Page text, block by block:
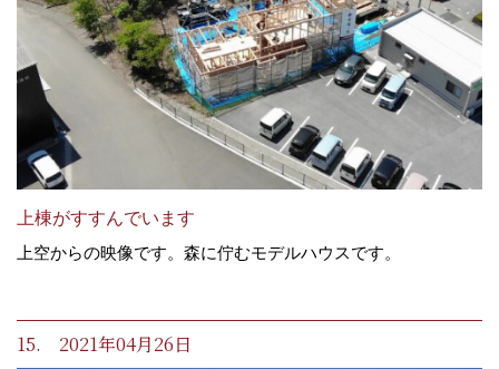
上棟がすすんでいます
上空からの映像です。森に佇むモデルハウスです。
15. 2021年04月26日